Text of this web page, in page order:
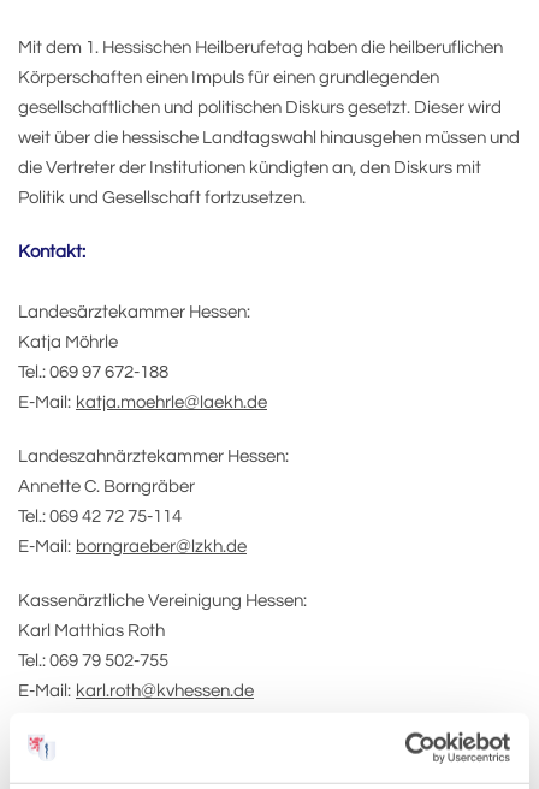
Mit dem 1. Hessischen Heilberufetag haben die heilberuflichen
Körperschaften einen Impuls für einen grundlegenden
gesellschaftlichen und politischen Diskurs gesetzt. Dieser wird
weit über die hessische Landtagswahl hinausgehen müssen und
die Vertreter der Institutionen kündigten an, den Diskurs mit
Politik und Gesellschaft fortzusetzen.
Kontakt:
Landesärztekammer Hessen:
Katja Möhrle
Tel.: 069 97 672-188
E-Mail: katja.moehrle@laekh.de
Landeszahnärztekammer Hessen:
Annette C. Borngräber
Tel.: 069 42 72 75-114
E-Mail: borngraeber@lzkh.de
Kassenärztliche Vereinigung Hessen:
Karl Matthias Roth
Tel.: 069 79 502-755
E-Mail: karl.roth@kvhessen.de